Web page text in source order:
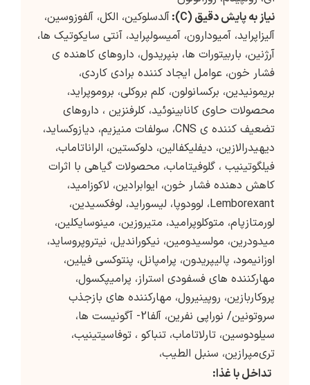
نیاز به پایش دقیق(C)
:آلدسلوکین، الکل، آلفوزوسین،
آلیزاپراید، آمیودارون، آمیسولپراید، آنتی سایکوتیک ها،
آرژنین، باربیتورات ها، بنپریدول، داروهای کاهنده ی
فشار خون، عوامل ایجاد کننده برادی کاردی،
بریمونیدین، برکسانولون، کلم بروکلی، بروموپراید،
محصولات حاوی کانابینوئید، کلرفنزین ، داروهای
تضعیف کننده ی CNS، سولفات منیزیم، دیازوکساید،
دیهیدرالازین، دیفلیکفالین، دلوکستین، الراناتاماب،
فیلگوتینیب ، گلوفیتاماب، محصولات گیاهی با اثرات
کاهش دهنده فشار خون، ایوابرادین، لاکوزامید،
Lemborexant، لوودوپا، لیسوراید، لوفکسیدین،
لورمتازپام، متوکلوپرامید، متیروزین، مینوسایکلین،
میدودرین، مولسیدومین، نیکوراندیل، نیتروپروساید،
اوزانیمود، پالیپریدون، پرامپانل، پنتوکسی فیلین،
مهارکننده های فسفودی استراز، پرامیپکسول،
پروکاربازین، روپینیرول، مهارکننده های بازجذب
سروتونین/ نوراپی نفرین، آلفا2- آگونیست ها،
سیلودوسین، تارلاتاماب، تنباکو ، توفاسیتینیب،
تری‌مپرازین، سنبل الطیب،
تداخل با غذا: